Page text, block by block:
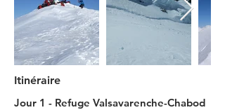
Itinéraire
Jour 1 - Refuge Valsavarenche-Chabod